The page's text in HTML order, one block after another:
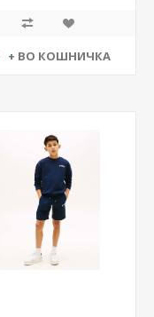
+ ВО КОШНИЧКА